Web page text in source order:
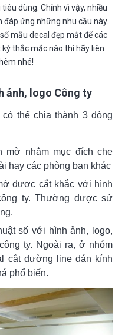
dùng. Chính vì vậy, nhiều
ứng những nhu cầu này.
mẫu decal đẹp mắt để các
thắc mắc nào thì hãy liên
nhé!
ảnh, logo Công ty
thể chia thành 3 dòng
mờ nhằm mục đích che
hay các phòng ban khác
được cắt khắc với hình
ty. Thường được sử
số với hình ảnh, logo,
ty. Ngoài ra, ở nhóm
cắt đường line dán kính
phổ biến.